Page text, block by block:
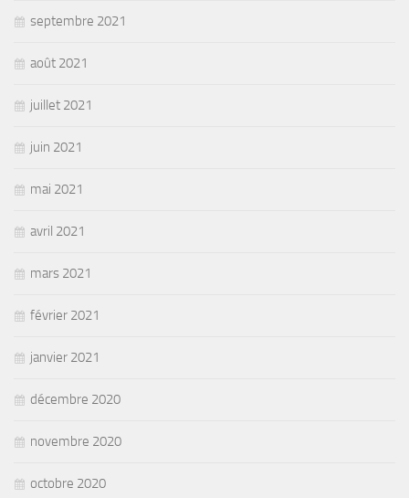
septembre 2021
août 2021
juillet 2021
juin 2021
mai 2021
avril 2021
mars 2021
février 2021
janvier 2021
décembre 2020
novembre 2020
octobre 2020